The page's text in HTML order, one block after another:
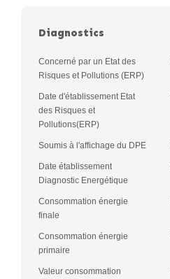
Diagnostics
Concerné par un Etat des
Risques et Pollutions (ERP)
Date d'établissement Etat
des Risques et
Pollutions(ERP)
Soumis à l'affichage du DPE
Date établissement
Diagnostic Energétique
Consommation énergie
finale
Consommation énergie
primaire
Valeur consommation